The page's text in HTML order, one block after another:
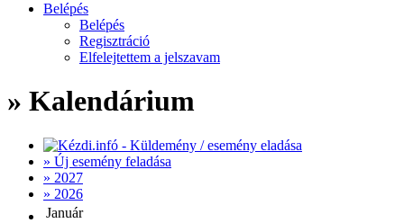
Belépés
Belépés
Regisztráció
Elfelejtettem a jelszavam
» Kalendárium
» Új esemény feladása
» 2027
» 2026
Január